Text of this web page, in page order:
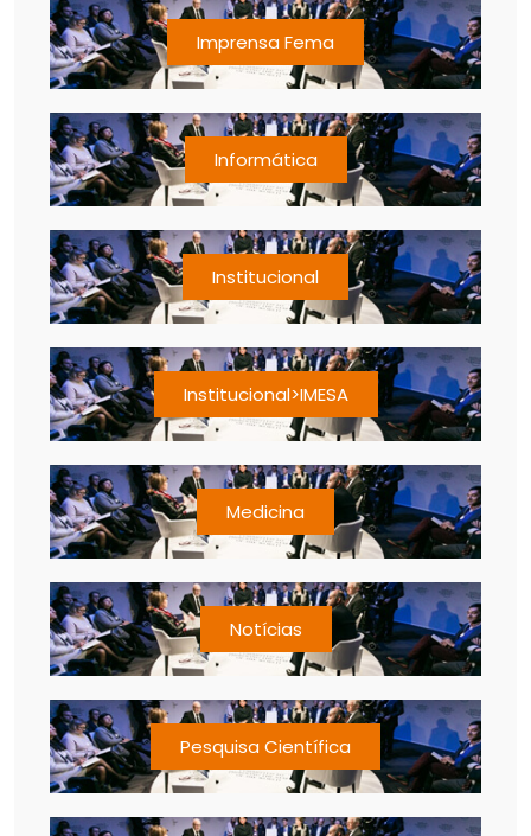
Imprensa Fema
Informática
Institucional
Institucional>IMESA
Medicina
Notícias
Pesquisa Científica